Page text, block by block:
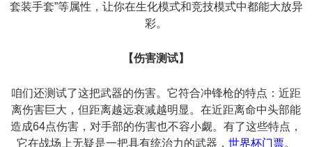
套装手套”等属性，让你在生化模式和竞技模式中都能大放异
彩。
【伤害测试】
咱们还测试了这把武器的伤害。它符合冲锋枪的特点：近距
离伤害巨大，但距离越远衰减越明显。在近距离命中头部能
造成64点伤害，对手部的伤害也不容小觑。有了这些特点，
它在战场上无疑是一把具有统治力的武器， 世界杯门票。